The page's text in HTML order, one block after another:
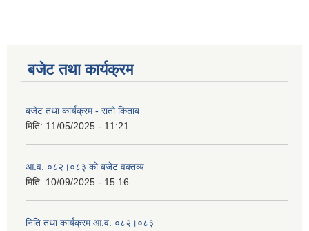
बजेट तथा कार्यक्रम
बजेट तथा कार्यक्रम - रातो किताब
मिति: 11/05/2025 - 11:21
आ.व. ०८२।०८३ को बजेट वक्तव्य
मिति: 10/09/2025 - 15:16
निति तथा कार्यक्रम आ.व. ०८२।०८३